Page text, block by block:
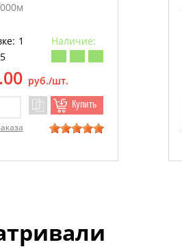
1
Наличие:
руб./шт.
Купить